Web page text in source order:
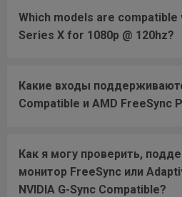
Which models are compatible
Series X for 1080p @ 120hz?
Какие входы
Compatible и AMD FreeSync
Как я могу проверить,
монитор FreeSync или
NVIDIA G-Sync Compatible?